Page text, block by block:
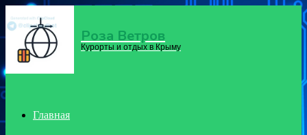
Menu Роза Ветров
Курорты и отдых в Крыму
Главная